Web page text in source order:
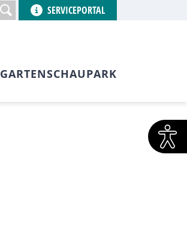
SERVICEPORTAL
GARTENSCHAUPARK